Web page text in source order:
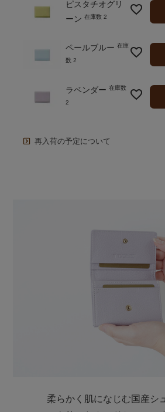
ピスタチオグリ
ーン 在庫数 2
ペールブルー 在庫
数 2
ラベンダー 在庫数
2
再入荷の予定について
柔らかく肌になじむ国産シ